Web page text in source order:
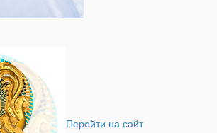
Перейти на сайт